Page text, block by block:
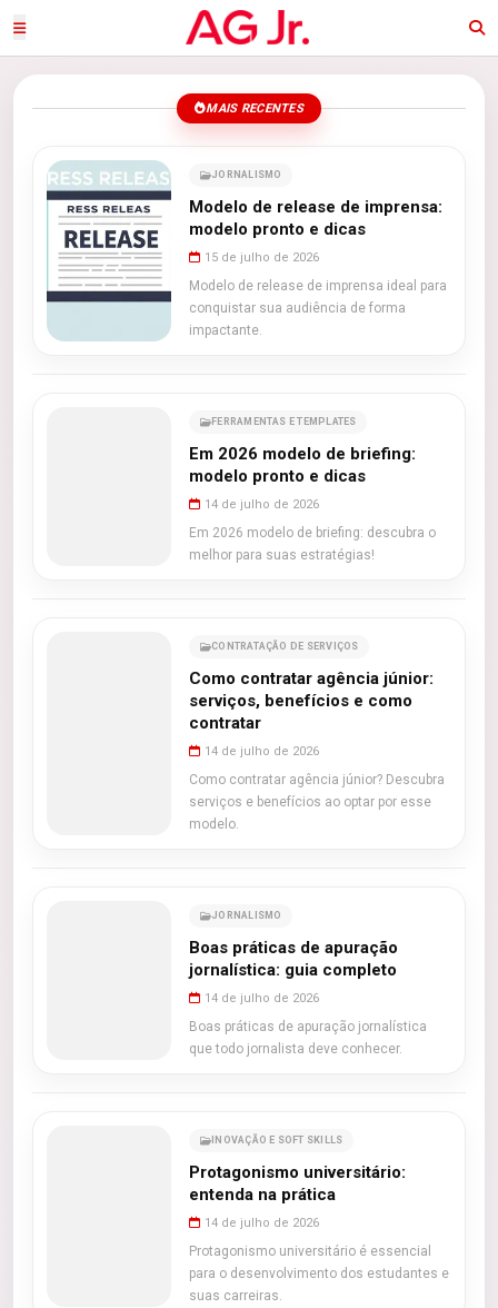
MAIS RECENTES
JORNALISMO
Modelo de release de imprensa:
modelo pronto e dicas
15 de julho de 2026
Modelo de release de imprensa ideal para
conquistar sua audiência de forma
impactante.
FERRAMENTAS E TEMPLATES
Em 2026 modelo de briefing:
modelo pronto e dicas
14 de julho de 2026
Em 2026 modelo de briefing: descubra o
melhor para suas estratégias!
CONTRATAÇÃO DE SERVIÇOS
Como contratar agência júnior:
serviços, benefícios e como
contratar
14 de julho de 2026
Como contratar agência júnior? Descubra
serviços e benefícios ao optar por esse
modelo.
JORNALISMO
Boas práticas de apuração
jornalística: guia completo
14 de julho de 2026
Boas práticas de apuração jornalística
que todo jornalista deve conhecer.
INOVAÇÃO E SOFT SKILLS
Protagonismo universitário:
entenda na prática
14 de julho de 2026
Protagonismo universitário é essencial
para o desenvolvimento dos estudantes e
suas carreiras.